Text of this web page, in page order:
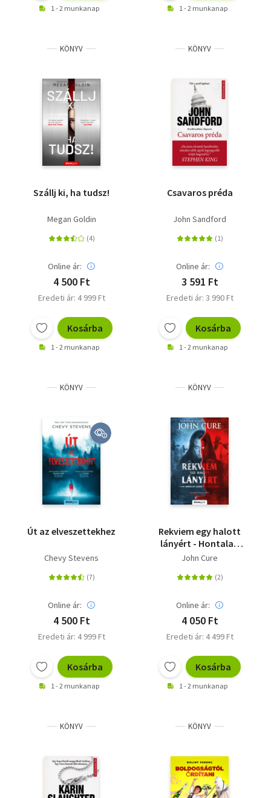
1 - 2 munkanap 1 - 2 munkanap
KÖNYV
Szállj ki, ha tudsz!
Megan Goldin
Online ár:
4 500 Ft
Eredeti ár: 4 999 Ft
Kosárba
1 - 2 munkanap
KÖNYV
Csavaros préda
John Sandford
Online ár:
3 591 Ft
Eredeti ár: 3 990 Ft
Kosárba
1 - 2 munkanap
KÖNYV
Út az elveszettekhez
Chevy Stevens
Online ár:
4 500 Ft
Eredeti ár: 4 999 Ft
Kosárba
1 - 2 munkanap
KÖNYV
Rekviem egy halott
lányért - Hontalan
lelkek-trilógia II.
John Cure
Online ár:
4 050 Ft
Eredeti ár: 4 499 Ft
Kosárba
1 - 2 munkanap
KÖNYV KÖNYV